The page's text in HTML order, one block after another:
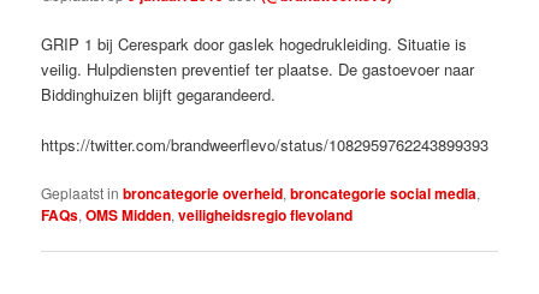
GRIP 1 bij Cerespark door gaslek hogedrukleiding. Situatie is
veilig. Hulpdiensten preventief ter plaatse. De gastoevoer naar
Biddinghuizen blijft gegarandeerd.
https://twitter.com/brandweerflevo/status/1082959762243899393
Geplaatst in broncategorie overheid,broncategorie social media,
FAQs,OMS Midden,veiligheidsregio flevoland